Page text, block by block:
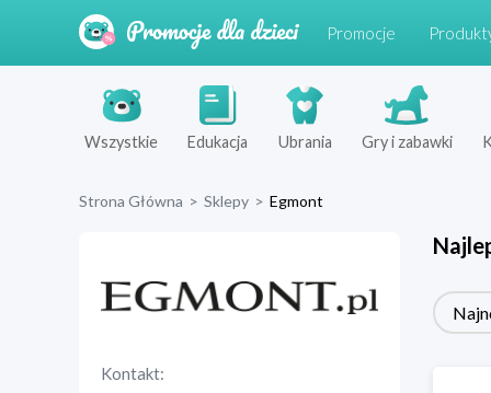
Promocje
Wszystkie Edukacja Ubrania Gry i zabawki
Strona Główna > Sklepy > Egmont
Kontakt: